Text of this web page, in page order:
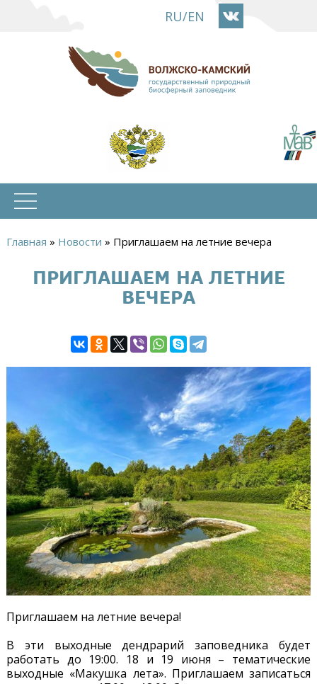
основному
содержанию
RU/EN
здесь
Главная » Новости » Приглашаем на летние вечера
ПРИГЛАШАЕМ НА ЛЕТНИЕ
ВЕЧЕРА
Приглашаем на летние вечера!
В эти выходные дендрарий заповедника будет
работать до 19:00. 18 и 19 июня – тематические
выходные «Макушка лета». Приглашаем записаться